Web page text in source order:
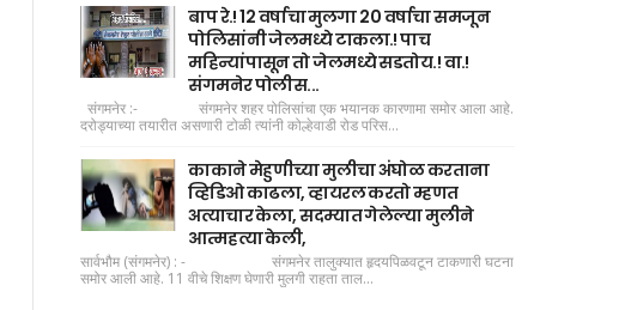
बाप रे.! 12 वर्षाचा मुलगा 20 वर्षाचा समजून
पोलिसांनी जेलमध्ये टाकला.! पाच
महिन्यांपासून तो जेलमध्ये सडतोय.! वा.!
संगमनेर पोलीस...
संगमनेर :- संगमनेर शहर पोलिसांचा एक भयानक कारणामा समोर आला आहे.
दरोड्याच्या तयारीत असणारी टोळी त्यांनी कोल्हेवाडी रोड परिस...
काकाने मेहुणीच्या मुलीचा अंघोळ करताना
व्हिडिओ काढला, व्हायरल करतो म्हणत
अत्याचार केला, सदम्यात गेलेल्या मुलीने
आत्महत्या केली,
सार्वभौम (संगमनेर) : - संगमनेर तालुक्यात हृदयपिळवटून टाकणारी घटना
समोर आली आहे. 11 वीचे शिक्षण घेणारी मुलगी राहता ताल...